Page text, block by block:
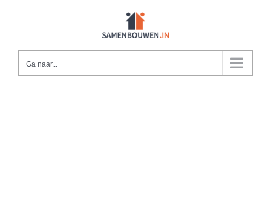
Ga naar...